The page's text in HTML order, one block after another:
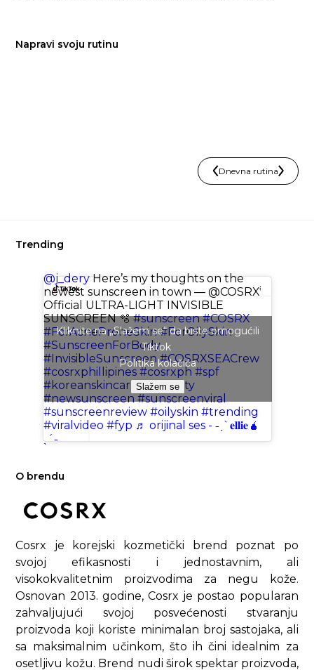
Napravi svoju rutinu
Dnevna rutina
Trending
@j_deryHere’s my thoughts on the
newest sunscreen in town — @COSRX
Official ULTRA-LIGHT INVISIBLE
SUNSCREEN 🫧#sunscreen #COSRX
#ForAcneProneSkin #ForOilySkin
#SunscreenForBody
#InvisibleSunscreen #COSRXSEACrew
#cosrxphillipines #cosrxph #spf
#koreanskincare #kbeauty
#newsunscreen #sunscreenviral
#sunscreenreview #oilyskin #trending
#viralvideo #fyp ♬ orijinal ses - ˗ˏˋ𝐞𝐥𝐥𝐢𝐞🧉
ˎˊ˗
Kliknite na „Slažem se“ da biste omogućili
Tiktok
Politika kolačića
Slažem se
O brendu
Cosrx je korejski kozmetički brend poznat po
svojoj efikasnosti i jednostavnim, ali
visokokvalitetnim proizvodima za negu kože.
Osnovan 2013. godine, Cosrx je postao popularan
zahvaljujući svojoj posvećenosti stvaranju
proizvoda koji koriste minimalan broj sastojaka, ali
sa maksimalnim učinkom, što ih čini idealnim za
osetljivu kožu. Brend nudi širok spektar proizvoda,